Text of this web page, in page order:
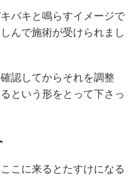
バキと鳴らすイメージで
んで施術が受けられまし
認してからそれを調整
という形をとって下さっ
こに来るとたすけになる